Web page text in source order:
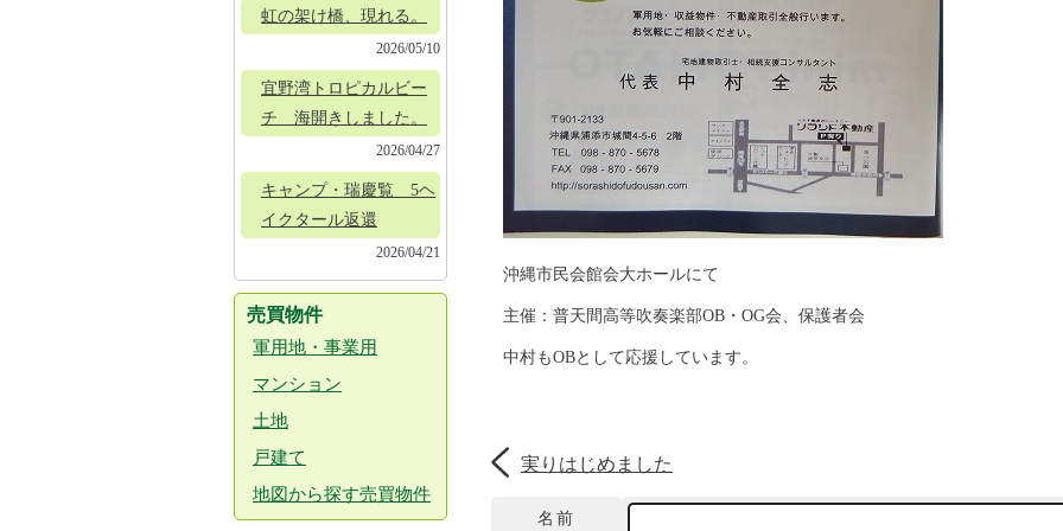
沖縄市民会館会大ホールにて
主催：普天間高等吹奏楽部OB・OG会、保護者会
中村もOBとして応援しています。
実りはじめました
名前
虹の架け橋、現れる。
2026/05/10
宜野湾トロピカルビー
チ 海開きしました。
2026/04/27
キャンプ・瑞慶覧 5ヘ
イクタール返還
2026/04/21
売買物件
軍用地・事業用
マンション
土地
戸建て
地図から探す売買物件